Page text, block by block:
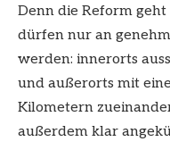
Denn die Reform
dürfen nur an
werden: innerorts
und außerorts mit
Kilometern
außerdem klar